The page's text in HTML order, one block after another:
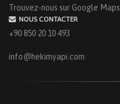
Trouvez-nous sur Google Maps
NOUS CONTACTER
+90 850 20 10 493
info@hekimyapi.com